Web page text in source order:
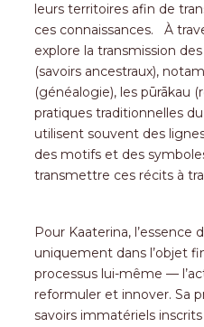
leurs territoires afin de
ces connaissances. À
explore la transmission
(savoirs ancestraux),
(généalogie), les pūrākau
pratiques traditionnelles
utilisent souvent des
des motifs et des
transmettre ces récits à
Pour Kaaterina, l’essence
uniquement dans l’objet
processus lui-même —
reformuler et innover. Sa
savoirs immatériels